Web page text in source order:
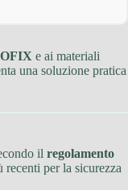
e ai materiali
una soluzione pratica
il regolamento
recenti per la sicurezza